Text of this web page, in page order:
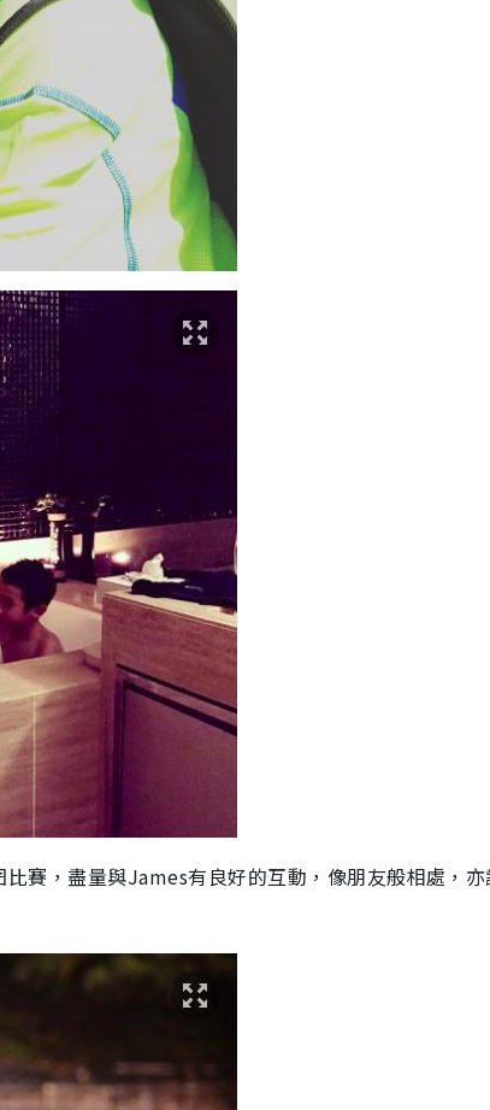
賽，盡量與James有良好的互動，像朋友般相處，